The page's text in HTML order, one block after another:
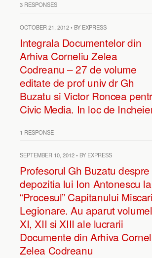
3 RESPONSES
OCTOBER 21, 2012 • BY EXPRESS
Integrala Documentelor din
Arhiva Corneliu Zelea
Codreanu – 27 de volume
editate de prof univ dr Gh
Buzatu si Victor Roncea
Civic Media. In loc de
1 RESPONSE
SEPTEMBER 10, 2012 • BY EXPRESS
Profesorul Gh Buzatu despre
depozitia lui Ion Antonescu la
“Procesul” Capitanului
Legionare. Au aparut
XI, XII si XIII ale lucrarii
Documente din Arhiva
Zelea Codreanu